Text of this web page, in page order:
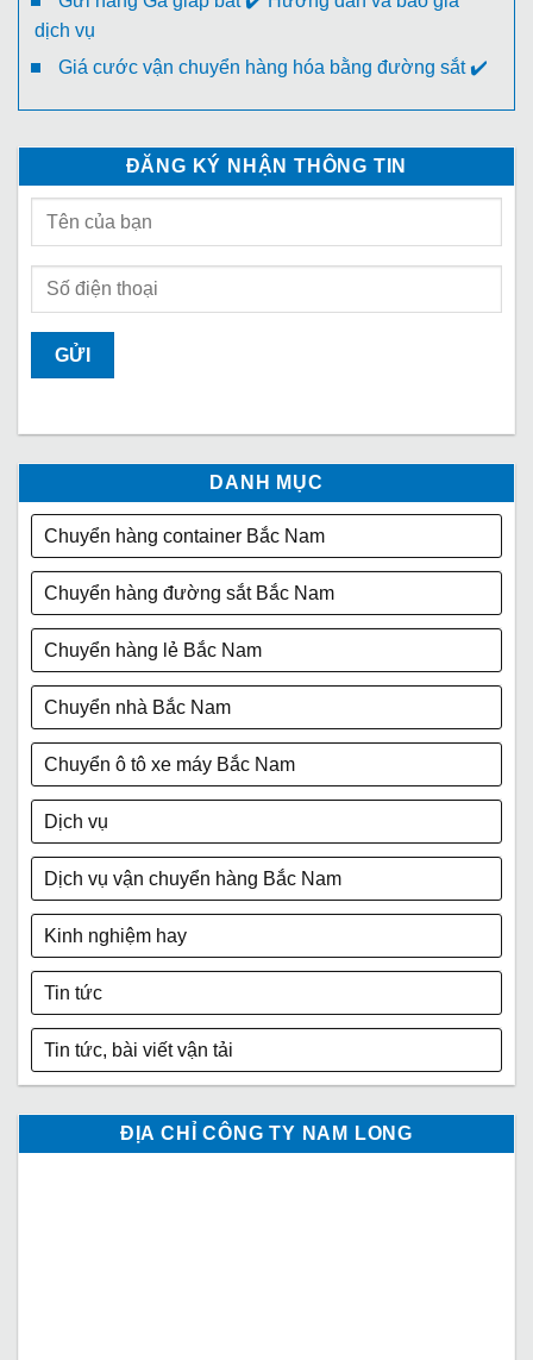
dịch vụ
Giá cước vận chuyển hàng hóa bằng đường sắt ✔️
ĐĂNG KÝ NHẬN THÔNG TIN
DANH MỤC
Chuyển hàng container Bắc Nam
Chuyển hàng đường sắt Bắc Nam
Chuyển hàng lẻ Bắc Nam
Chuyển nhà Bắc Nam
Chuyển ô tô xe máy Bắc Nam
Dịch vụ
Dịch vụ vận chuyển hàng Bắc Nam
Kinh nghiệm hay
Tin tức
Tin tức, bài viết vận tải
ĐỊA CHỈ CÔNG TY NAM LONG